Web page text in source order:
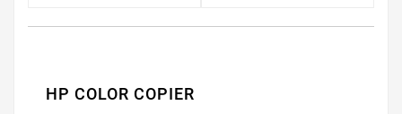
HP COLOR COPIER